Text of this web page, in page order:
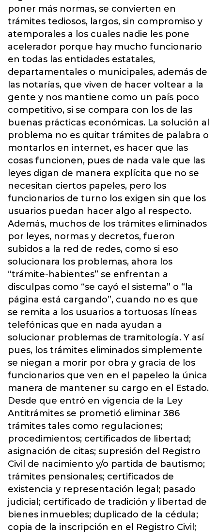
poner más normas, se convierten en
trámites tediosos, largos, sin compromiso y
atemporales a los cuales nadie les pone
acelerador porque hay mucho funcionario
en todas las entidades estatales,
departamentales o municipales, además de
las notarías, que viven de hacer voltear a la
gente y nos mantiene como un país poco
competitivo, si se compara con los de las
buenas prácticas económicas. La solución al
problema no es quitar trámites de palabra o
montarlos en internet, es hacer que las
cosas funcionen, pues de nada vale que las
leyes digan de manera explícita que no se
necesitan ciertos papeles, pero los
funcionarios de turno los exigen sin que los
usuarios puedan hacer algo al respecto.
Además, muchos de los trámites eliminados
por leyes, normas y decretos, fueron
subidos a la red de redes, como si eso
solucionara los problemas, ahora los
“trámite-habientes” se enfrentan a
disculpas como “se cayó el sistema” o “la
página está cargando”, cuando no es que
se remita a los usuarios a tortuosas líneas
telefónicas que en nada ayudan a
solucionar problemas de tramitología. Y así
pues, los trámites eliminados simplemente
se niegan a morir por obra y gracia de los
funcionarios que ven en el papeleo la única
manera de mantener su cargo en el Estado.
Desde que entró en vigencia de la Ley
Antitrámites se prometió eliminar 386
trámites tales como regulaciones;
procedimientos; certificados de libertad;
asignación de citas; supresión del Registro
Civil de nacimiento y/o partida de bautismo;
trámites pensionales; certificados de
existencia y representación legal; pasado
judicial; certificado de tradición y libertad de
bienes inmuebles; duplicado de la cédula;
copia de la inscripción en el Registro Civil;